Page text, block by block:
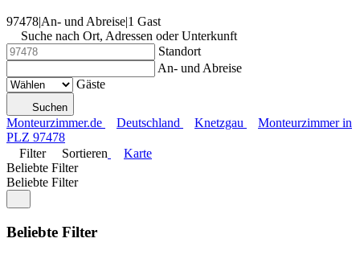
97478|An- und Abreise|1 Gast
Suche nach Ort, Adressen oder Unterkunft
Standort
An- und Abreise
Gäste
Suchen
Monteurzimmer.de Deutschland Knetzgau
Monteurzimmer in
PLZ 97478
Filter
Sortieren
Karte
Beliebte Filter
Beliebte Filter
Beliebte Filter